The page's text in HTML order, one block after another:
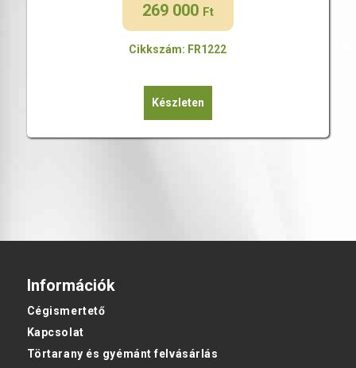
269 000 Ft
Cikkszám: FR1222
Készleten
Információk
Cégismertető
Kapcsolat
Törtarany és gyémánt felvásárlás